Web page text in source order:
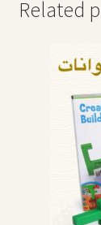
Related